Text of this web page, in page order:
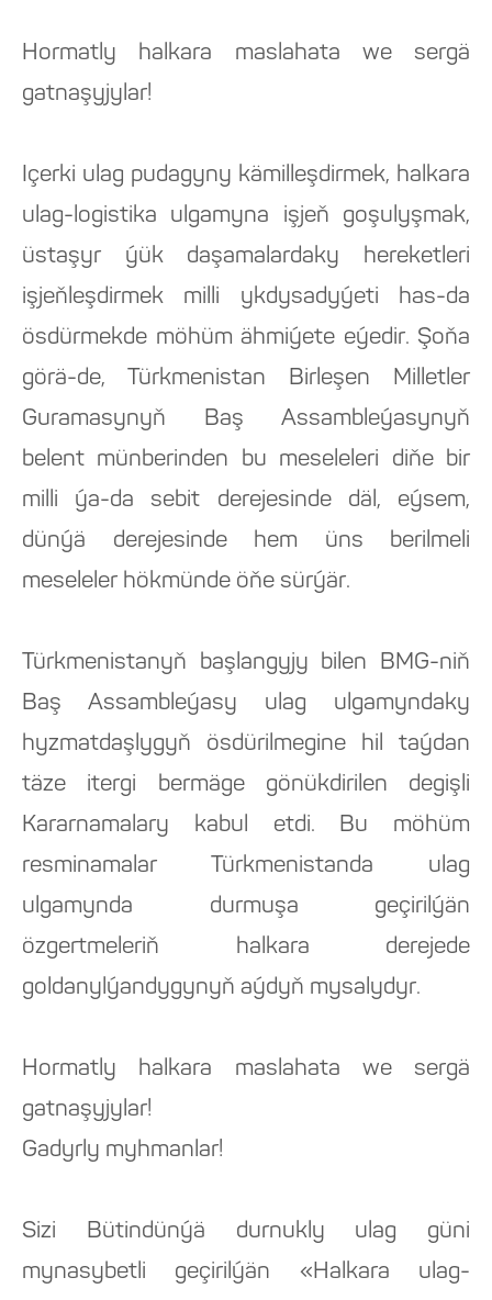
Hormatly halkara maslahata we sergä
gatnaşyjylar!
Içerki ulag pudagyny kämilleşdirmek, halkara
ulag-logistika ulgamyna işjeň goşulyşmak,
üstaşyr ýük daşamalardaky hereketleri
işjeňleşdirmek milli ykdysadyýeti has-da
ösdürmekde möhüm ähmiýete eýedir. Şoňa
görä-de, Türkmenistan Birleşen Milletler
Guramasynyň Baş Assambleýasynyň
belent münberinden bu meseleleri diňe bir
milli ýa-da sebit derejesinde däl, eýsem,
dünýä derejesinde hem üns berilmeli
meseleler hökmünde öňe sürýär.
Türkmenistanyň başlangyjy bilen BMG-niň
Baş Assambleýasy ulag ulgamyndaky
hyzmatdaşlygyň ösdürilmegine hil taýdan
täze itergi bermäge gönükdirilen degişli
Kararnamalary kabul etdi. Bu möhüm
resminamalar Türkmenistanda ulag
ulgamynda durmuşa geçirilýän
özgertmeleriň halkara derejede
goldanylýandygynyň aýdyň mysalydyr.
Hormatly halkara maslahata we sergä
gatnaşyjylar!
Gadyrly myhmanlar!
Sizi Bütindünýä durnukly ulag güni
mynasybetli geçirilýän «Halkara ulag-